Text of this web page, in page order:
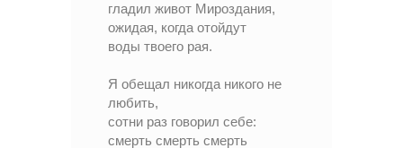
гладил живот Мироздания,
ожидая, когда отойдут
воды твоего рая.
Я обещал никогда никого не
любить,
сотни раз говорил себе:
смерть смерть смерть